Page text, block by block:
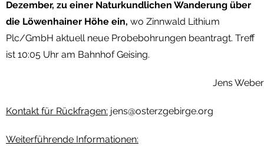
Dezember, zu einer Naturkundlichen Wanderung über
die Löwenhainer Höhe ein, wo Zinnwald Lithium
Plc/GmbH aktuell neue Probebohrungen beantragt. Treff
ist 10:05 Uhr am Bahnhof Geising.
Jens Weber
Kontakt für Rückfragen: jens@osterzgebirge.org
Weiterführende Informationen: